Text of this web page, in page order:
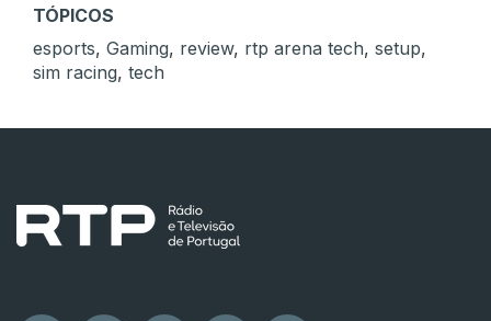
TÓPICOS
esports, Gaming, review, rtp arena tech, setup,
sim racing, tech